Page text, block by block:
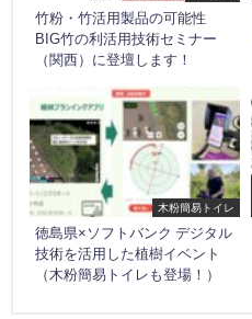
竹粉・竹活用製品の可能性
BIG竹の利活用技術セミナー
（関西）に登壇します！
木粉簡易トイレ
徳島県×ソフトバンク デジタル
技術を活用した植樹イベント
（木粉簡易トイレも登場！）